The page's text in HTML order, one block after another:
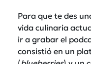
Para que te des
vida culinaria
ir a grabar el
consistió en un